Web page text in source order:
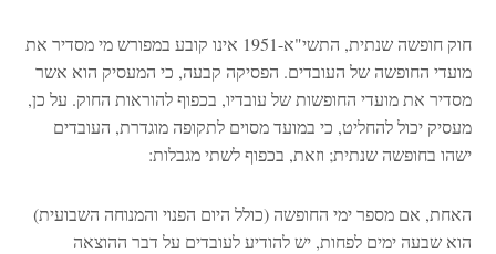
חוק חופשה שנתית, התשי"א-1951 אינו קובע במפורש מי מסדיר את
מועדי החופשה של העובדים. הפסיקה קבעה, כי המעסיק הוא אשר
מסדיר את מועדי החופשות של עובדיו, בכפוף להוראות החוק. על כן,
מעסיק יכול להחליט, כי במועד מסוים לתקופה מוגדרת, העובדים
ישהו בחופשה שנתית; וזאת, בכפוף לשתי מגבלות:
האחת, אם מספר ימי החופשה (כולל היום הפנוי והמנוחה השבועית)
הוא שבעה ימים לפחות, יש להודיע לעובדים על דבר ההוצאה